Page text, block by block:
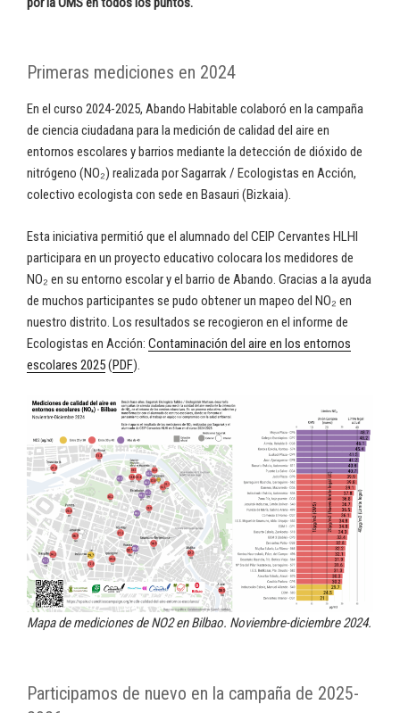
Primeras mediciones en 2024
En el curso 2024-2025, Abando Habitable colaboró en la campaña
de ciencia ciudadana para la medición de calidad del aire en
entornos escolares y barrios mediante la detección de dióxido de
nitrógeno (NO₂) realizada por Sagarrak / Ecologistas en Acción,
colectivo ecologista con sede en Basauri (Bizkaia).
Esta iniciativa permitió que el alumnado del CEIP Cervantes HLHI
participara en un proyecto educativo colocara los medidores de
NO₂ en su entorno escolar y el barrio de Abando. Gracias a la ayuda
de muchos participantes se pudo obtener un mapeo del NO₂ en
nuestro distrito. Los resultados se recogieron en el informe de
Ecologistas en Acción: Contaminación del aire en los entornos
escolares 2025(PDF).
Mapa de mediciones de NO2 en Bilbao. Noviembre-diciembre 2024.
Participamos de nuevo en la campaña de 2025-